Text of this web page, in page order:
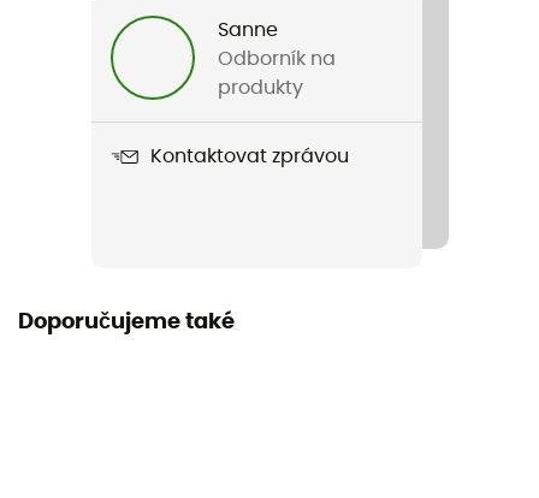
Zapínací systém
Ano, odnímatelné
Sanne
Odborník na
produkty
Kontaktovat zprávou
Doporučujeme také